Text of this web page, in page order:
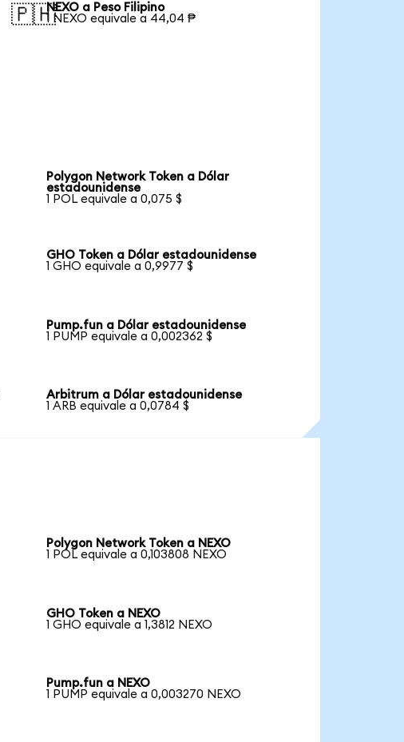
🇵🇭NEXO a Peso Filipino
1 NEXO equivale a 44,04 ₱
Polygon Network Token a Dólar
estadounidense
1 POL equivale a 0,075 $
GHO Token a Dólar estadounidense
1 GHO equivale a 0,9977 $
Pump.fun a Dólar estadounidense
1 PUMP equivale a 0,002362 $
Arbitrum a Dólar estadounidense
1 ARB equivale a 0,0784 $
Polygon Network Token a NEXO
1 POL equivale a 0,103808 NEXO
GHO Token a NEXO
1 GHO equivale a 1,3812 NEXO
Pump.fun a NEXO
1 PUMP equivale a 0,003270 NEXO